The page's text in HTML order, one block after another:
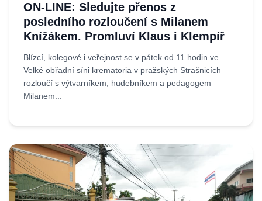
ON-LINE: Sledujte přenos z
posledního rozloučení s Milanem
Knížákem. Promluví Klaus i Klempíř
Blízcí, kolegové i veřejnost se v pátek od 11 hodin ve
Velké obřadní síni krematoria v pražských Strašnicích
rozloučí s výtvarníkem, hudebníkem a pedagogem
Milanem...